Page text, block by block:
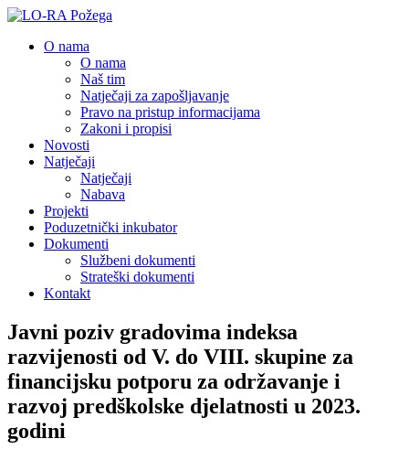
O nama
O nama
Naš tim
Natječaji za zapošljavanje
Pravo na pristup informacijama
Zakoni i propisi
Novosti
Natječaji
Natječaji
Nabava
Projekti
Poduzetnički inkubator
Dokumenti
Službeni dokumenti
Strateški dokumenti
Kontakt
Javni poziv gradovima indeksa
razvijenosti od V. do VIII. skupine za
financijsku potporu za održavanje i
razvoj predškolske djelatnosti u 2023.
godini